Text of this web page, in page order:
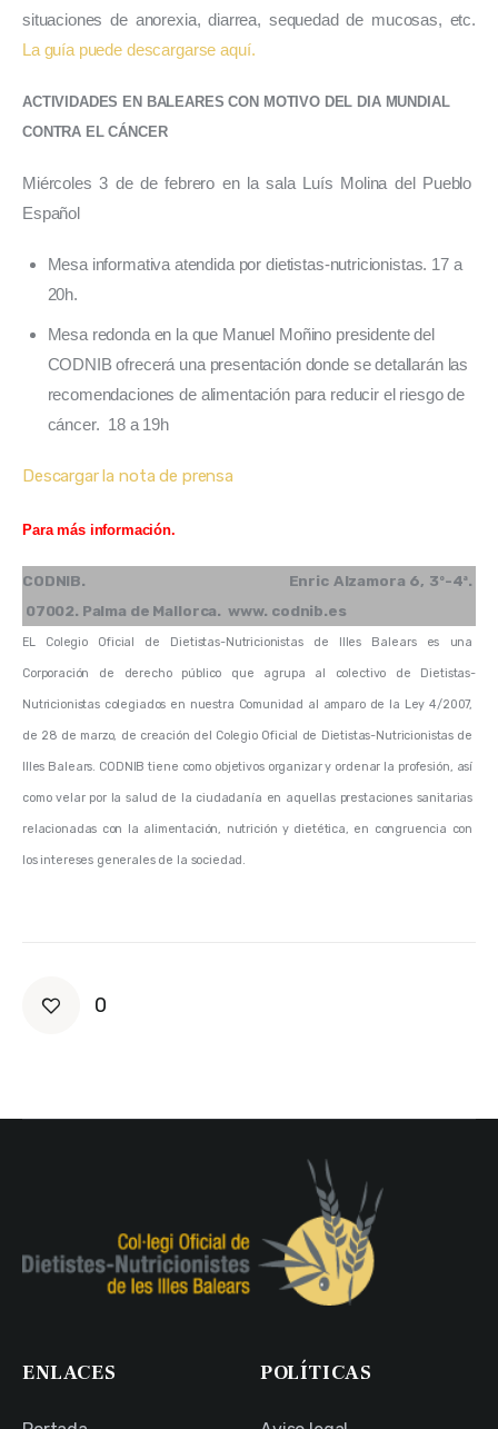
situaciones de anorexia, diarrea, sequedad de mucosas, etc.
La guía puede descargarse aquí.
ACTIVIDADES EN BALEARES CON MOTIVO DEL DIA MUNDIAL
CONTRA EL CÁNCER
Miércoles 3 de de febrero en la sala Luís Molina del Pueblo
Español
Mesa informativa atendida por dietistas-nutricionistas. 17 a
20h.
Mesa redonda en la que Manuel Moñino presidente del
CODNIB ofrecerá una presentación donde se detallarán las
recomendaciones de alimentación para reducir el riesgo de
cáncer. 18 a 19h
Descargar la nota de prensa
Para más información.
CODNIB.                                               Enric Alzamora 6, 3º-4ª.
07002. Palma de Mallorca.  www. codnib.es
EL Colegio Oficial de Dietistas-Nutricionistas de Illes Balears es una
Corporación de derecho público que agrupa al colectivo de Dietistas-
Nutricionistas colegiados en nuestra Comunidad al amparo de la Ley 4/2007,
de 28 de marzo, de creación del Colegio Oficial de Dietistas-Nutricionistas de
Illes Balears. CODNIB tiene como objetivos organizar y ordenar la profesión, así
como velar por la salud de la ciudadanía en aquellas prestaciones sanitarias
relacionadas con la alimentación, nutrición y dietética, en congruencia con
los intereses generales de la sociedad.
0
ENLACES POLÍTICAS